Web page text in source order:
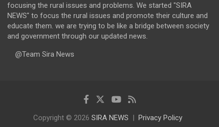
focusing the rural issues and problems. We started "SIRA
NEWS" to focus the rural issues and promote their culture and
educate them. we are trying to be like a bridge between society
and government through our updated news.
@Team Sira News
Copyright © 2026 SIRA NEWS Privacy Policy